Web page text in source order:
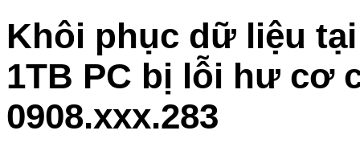
Khôi phục dữ liệu
1TB PC bị lỗi hư cơ
0908.xxx.283